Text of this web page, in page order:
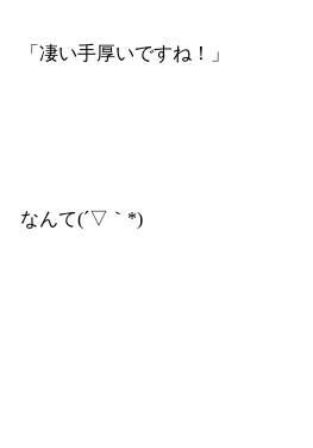
「凄い手厚いですね！」
なんて(´▽｀*)